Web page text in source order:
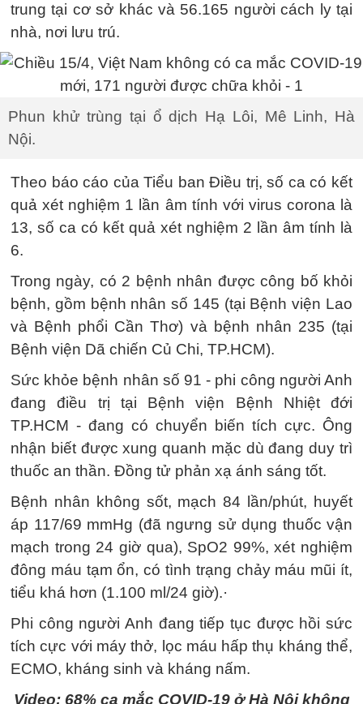
trung tại cơ sở khác và 56.165 người cách ly tại
nhà, nơi lưu trú.
Phun khử trùng tại ổ dịch Hạ Lôi, Mê Linh, Hà
Nội.
Theo báo cáo của Tiểu ban Điều trị, số ca có kết
quả xét nghiệm 1 lần âm tính với virus corona là
13, số ca có kết quả xét nghiệm 2 lần âm tính là
6.
Trong ngày, có 2 bệnh nhân được công bố khỏi
bệnh, gồm bệnh nhân số 145 (tại Bệnh viện Lao
và Bệnh phổi Cần Thơ) và bệnh nhân 235 (tại
Bệnh viện Dã chiến Củ Chi, TP.HCM).
Sức khỏe bệnh nhân số 91 - phi công người Anh
đang điều trị tại Bệnh viện Bệnh Nhiệt đới
TP.HCM - đang có chuyển biến tích cực. Ông
nhận biết được xung quanh mặc dù đang duy trì
thuốc an thần. Đồng tử phản xạ ánh sáng tốt.
Bệnh nhân không sốt, mạch 84 lần/phút, huyết
áp 117/69 mmHg (đã ngưng sử dụng thuốc vận
mạch trong 24 giờ qua), SpO2 99%, xét nghiệm
đông máu tạm ổn, có tình trạng chảy máu mũi ít,
tiểu khá hơn (1.100 ml/24 giờ).·
Phi công người Anh đang tiếp tục được hồi sức
tích cực với máy thở, lọc máu hấp thụ kháng thể,
ECMO, kháng sinh và kháng nấm.
Video: 68% ca mắc COVID-19 ở Hà Nội không